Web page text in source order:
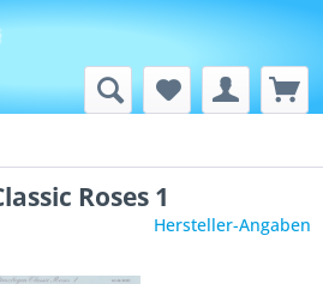
Roses 1
Hersteller-Angaben